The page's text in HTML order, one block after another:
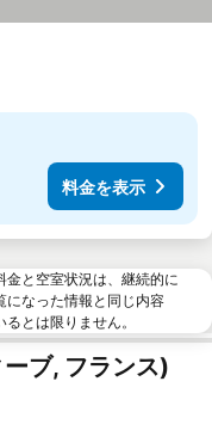
料金を表示
と空室状況は、継続的に
になった情報と同じ内容
とは限りません。
ブ, フランス)